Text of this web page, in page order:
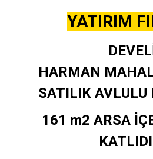
YATIRIM
HARMAN
SATILIK AVLULU
161 m2 ARSA